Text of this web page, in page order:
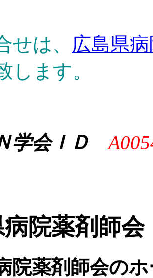
せは、 広島県
します。
学会ＩＤ
院薬剤師会
院薬剤師会の